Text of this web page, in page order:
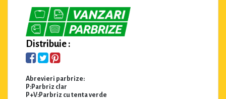
Distribuie :
Abrevieri parbrize:
P:Parbriz clar
P+V:Parbriz cu tenta verde